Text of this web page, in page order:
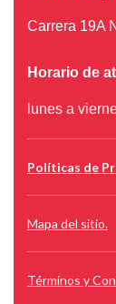
Carrera 19A
Horario de
lunes a
Políticas de
Mapa del sitio.
Términos y